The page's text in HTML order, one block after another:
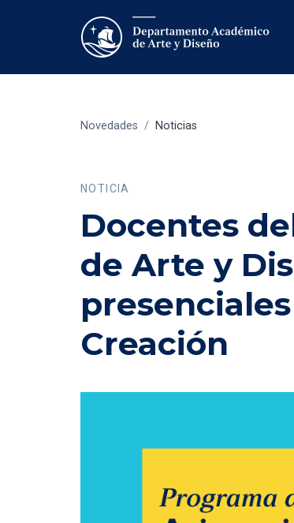
Novedades / Noticias
NOTICIA
Docentes
de Arte y
Creación